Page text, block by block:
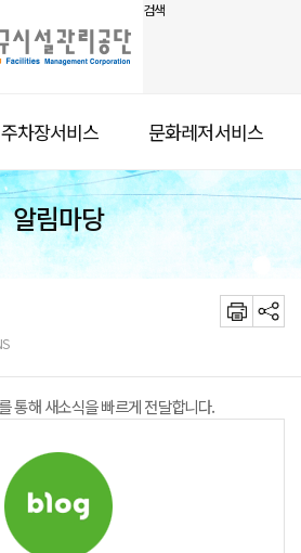
검색
주차장서비스 문화레저서비스
알림마당
통해 새소식을 빠르게 전달합니다.